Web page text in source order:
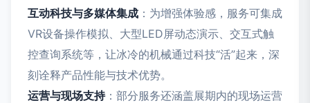
互动科技与多媒体集成 ：为增强体验感，服务可集成
VR设备操作模拟、大型LED屏动态演示、交互式触
控查询系统等，让冰冷的机械通过科技“活”起来，深
刻诠释产品性能与技术优势。
运营与现场支持：部分服务还涵盖展期内的现场运营